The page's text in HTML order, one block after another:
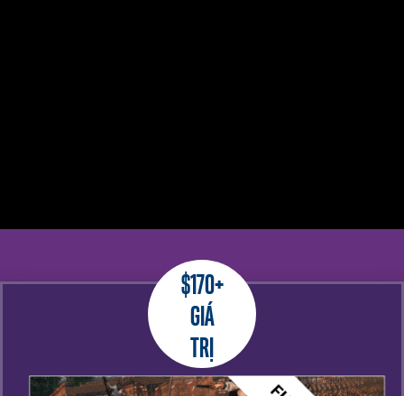
$170+
Giá
trị